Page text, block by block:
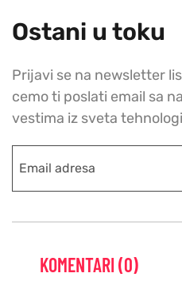
Ostani u toku
Prijavi se na newsletter
cemo ti poslati email sa
vestima iz sveta
KOMENTARI (0)